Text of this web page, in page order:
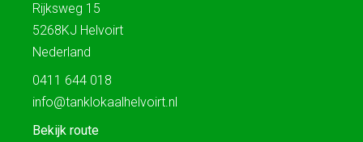
Rijksweg 15
5268KJ Helvoirt
Nederland
0411 644 018
info@tanklokaalhelvoirt.nl
Bekijk route